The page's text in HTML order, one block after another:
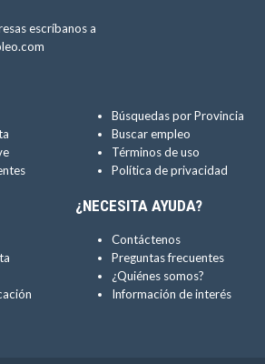
escríbanos a
Búsquedas por Provincia
Buscar empleo
Términos de uso
Política de privacidad
¿NECESITA AYUDA?
Contáctenos
Preguntas frecuentes
¿Quiénes somos?
Información de interés